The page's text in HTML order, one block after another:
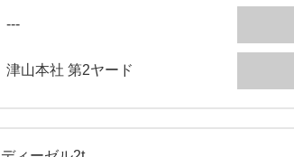
---
津山本社 第2ヤード